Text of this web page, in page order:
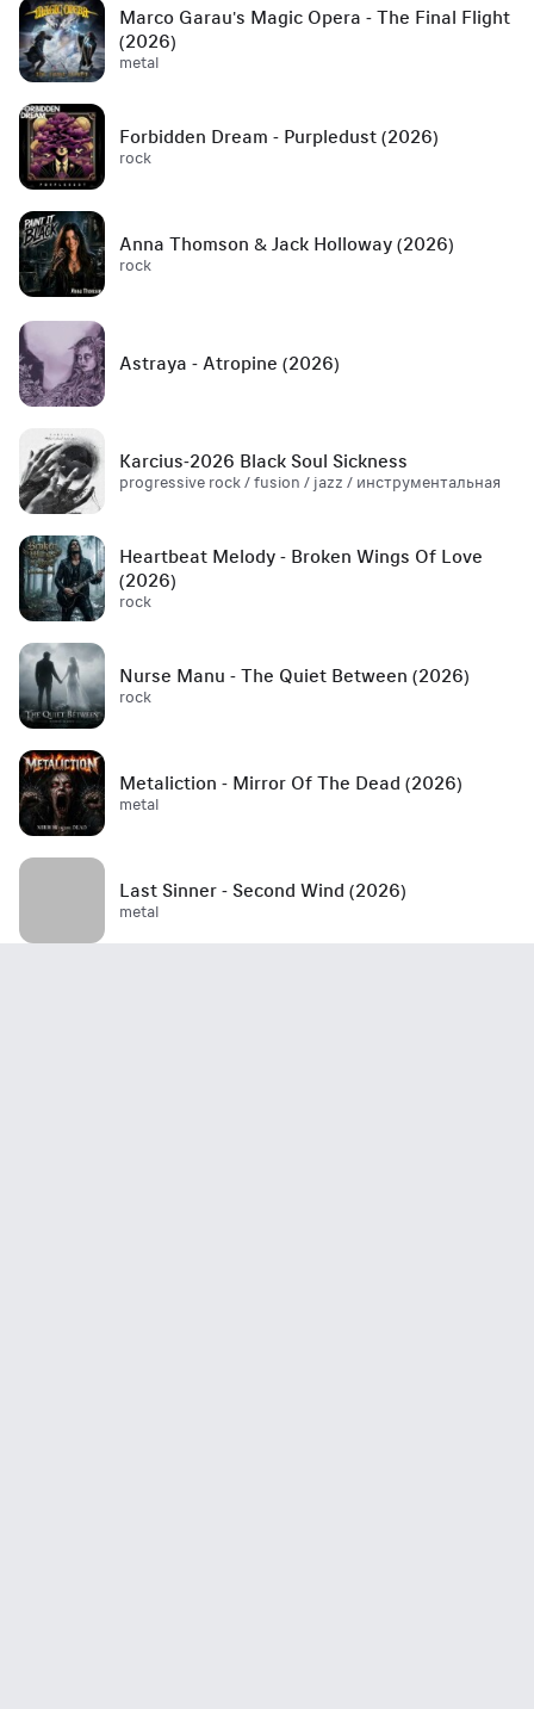
Marco Garau's Magic Opera - The Final Flight
(2026)
metal
Forbidden Dream - Purpledust (2026)
rock
Anna Thomson & Jack Holloway (2026)
rock
Astraya - Atropine (2026)
Karcius-2026 Black Soul Sickness
progressive rock / fusion / jazz / инструментальная
Heartbeat Melody - Broken Wings Of Love
(2026)
rock
Nurse Manu - The Quiet Between (2026)
rock
Metaliction - Mirror Of The Dead (2026)
metal
Last Sinner - Second Wind (2026)
metal